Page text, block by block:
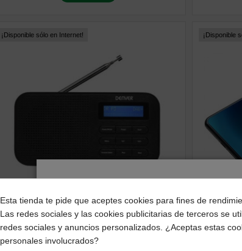
¡Disponible sólo en Internet!
Radio Despertador Denver DAB-42,
Color Negro
¡Disponible
Reloj
¿Dónde deseas recibir
Selecciona tu ubicación para
impuestos correctos para tu
Esta tienda te pide que aceptes cookies para fines de
Las redes sociales y las cookies publicitarias de terceros se
redes sociales y anuncios personalizados. ¿Aceptas estas
personales involucrados?